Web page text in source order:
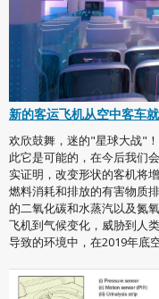
新的客运飞机从空中客车
欢欣鼓舞，迷的"星球大战"
此它是可能的，在今后我们
实证明，改变形状的客机将
燃料消耗和排放的有害物质
的二氧化碳和水蒸汽以及氮
飞机到气候变化，威胁到人
导致的环境中，在2019年底